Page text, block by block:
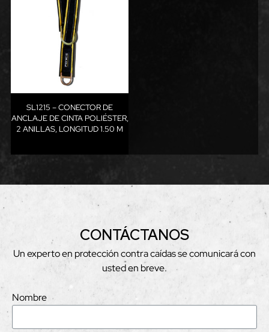
SL1215 – CONECTOR DE
ANCLAJE DE CINTA POLIÉSTER,
2 ANILLAS, LONGITUD 1.50 M
CONTÁCTANOS
Un experto en protección contra caídas se comunicará con
usted en breve.
Nombre